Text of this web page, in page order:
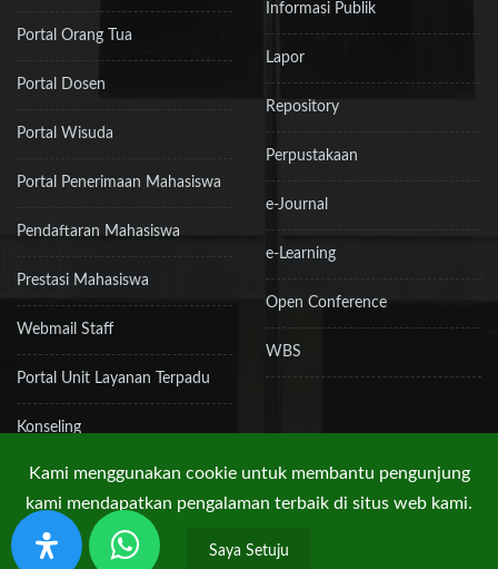
Portal Orang Tua
Portal Dosen
Portal Wisuda
Portal Penerimaan Mahasiswa
Pendaftaran Mahasiswa
Prestasi Mahasiswa
Webmail Staff
Portal Unit Layanan Terpadu
Konseling
Informasi Publik
Lapor
Repository
Perpustakaan
e-Journal
e-Learning
Open Conference
WBS
Hak Cipta © 2019 UPN "Veteran" Jakarta
Kami menggunakan cookie untuk membantu pengunjung
kami mendapatkan pengalaman terbaik di situs web kami.
Saya Setuju